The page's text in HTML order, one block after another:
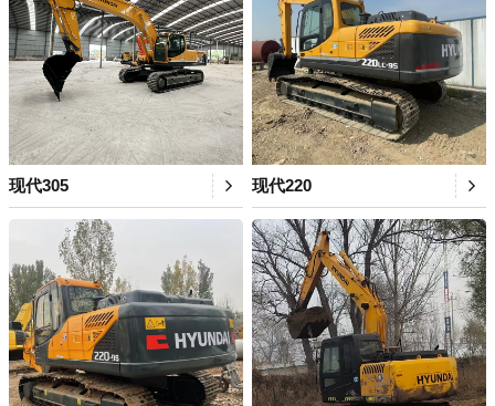
现代305 现代220